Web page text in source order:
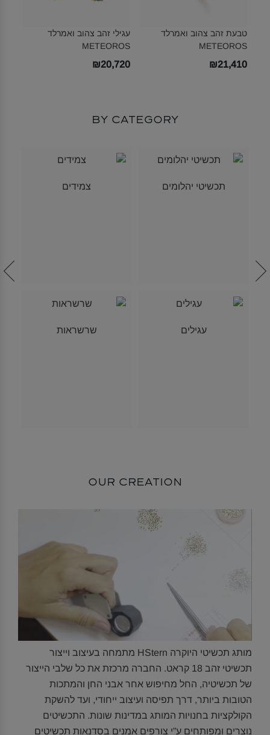
טבעת זהב צהוב ואמרלד
METEOROS‎
₪21,410
עגילי זהב צהוב ואמרלד
METEOROS‎
₪20,720
By Category
תכשיטי יהלומים
עגילים
צמידים
שרשראות
OUR CREATION
מותג תכשיטי היוקרה HStern מתמחה בעיצוב וייצור
תכשיטי זהב 18 קראט. החברה מרכזת את כל שלבי הייצור
של תכשיטיה, החל מחיפוש אחר אבני החן והמתכות
הטובות ביותר, דרך תפיסה ועיצוב ייחודי, ועד להשקת
הקולקציות בחנויות המותג במדינות שונות. התכשיטים
נוצרים ומפותחים ע”י צורפים אמנים בסדנאות תכשיטים